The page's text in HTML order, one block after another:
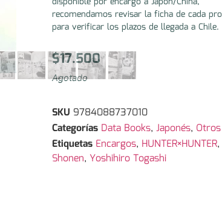
recomendamos revisar la ficha de cada
para verificar los plazos de llegada a Chile.
$17.500
Agotado
SKU 9784088737010
Categorías Data Books,Japonés, Otros
Etiquetas Encargos, HUNTER×HUNTER,
Shonen, Yoshihiro Togashi